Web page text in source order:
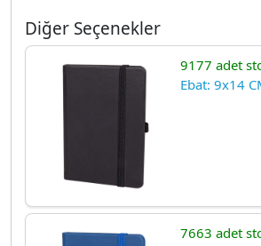
Diğer Seçenekler
9177 adet
Ebat: 9x14
7663 adet